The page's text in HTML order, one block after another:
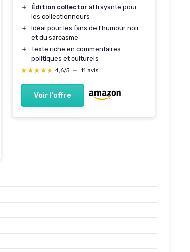
＋
Édition collector attrayante pour
les collectionneurs
＋
Idéal pour les fans de l'humour noir
et du sarcasme
＋
Texte riche en commentaires
politiques et culturels
★★★★★
★★★★★ 4,6/5 — 11 avis
Voir l'offre